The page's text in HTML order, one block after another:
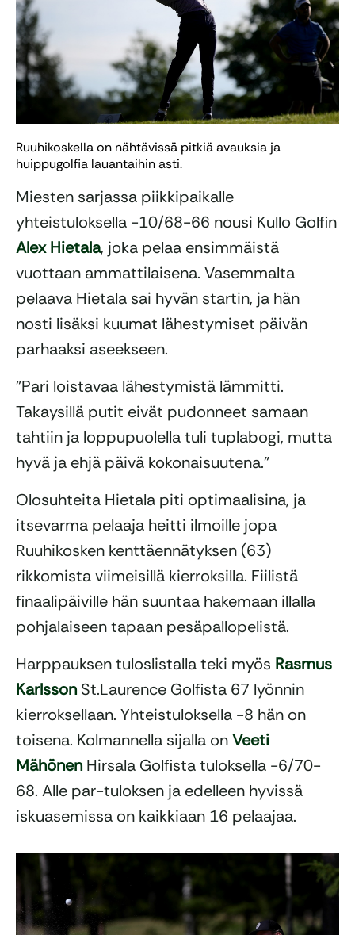
Ruuhikoskella on nähtävissä pitkiä avauksia ja
huippugolfia lauantaihin asti.
Miesten sarjassa piikkipaikalle
yhteistuloksella -10/68-66 nousi Kullo Golfin
Alex Hietala, joka pelaa ensimmäistä
vuottaan ammattilaisena. Vasemmalta
pelaava Hietala sai hyvän startin, ja hän
nosti lisäksi kuumat lähestymiset päivän
parhaaksi aseekseen.
”Pari loistavaa lähestymistä lämmitti.
Takaysillä putit eivät pudonneet samaan
tahtiin ja loppupuolella tuli tuplabogi, mutta
hyvä ja ehjä päivä kokonaisuutena.”
Olosuhteita Hietala piti optimaalisina, ja
itsevarma pelaaja heitti ilmoille jopa
Ruuhikosken kenttäennätyksen (63)
rikkomista viimeisillä kierroksilla. Fiilistä
finaalipäiville hän suuntaa hakemaan illalla
pohjalaiseen tapaan pesäpallopelistä.
Harppauksen tuloslistalla teki myös Rasmus
KarlssonSt.Laurence Golfista 67 lyönnin
kierroksellaan. Yhteistuloksella -8 hän on
toisena. Kolmannella sijalla onVeeti
MähönenHirsala Golfista tuloksella -6/70-
68. Alle par-tuloksen ja edelleen hyvissä
iskuasemissa on kaikkiaan 16 pelaajaa.